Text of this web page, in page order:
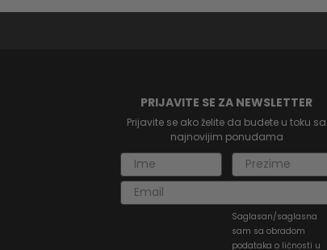
PRIJAVITE SE ZA NEWSLETTER
Prijavite se ako želite da budete u toku sa
najnovijim ponudama
Saglasan/saglasna
sam sa obradom
podataka o ličnosti u